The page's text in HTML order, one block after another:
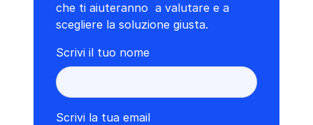
che ti aiuteranno a valutare e a
scegliere la soluzione giusta.
Scrivi il tuo nome
Scrivi la tua email